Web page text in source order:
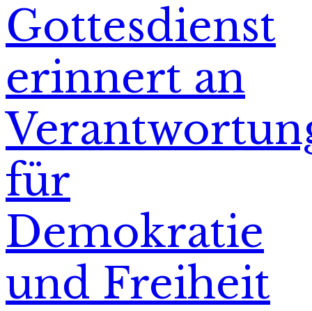
Gottesdienst
erinnert an
für
Demokratie
und Freiheit